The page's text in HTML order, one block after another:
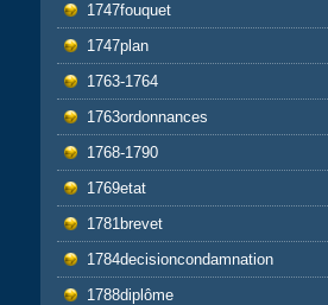
1747fouquet
1747plan
1763-1764
1763ordonnances
1768-1790
1769etat
1781brevet
1784decisioncondamnation
1788diplôme